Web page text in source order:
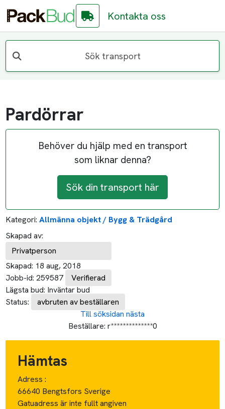
Kontakta oss
Sök transport
Pardörrar
Behöver du hjälp med en transport
som liknar denna?
Sök din transport här
Kategori: Allmänna objekt / Bygg & Trädgård
Skapad av:
Privatperson
Skapad: 18 aug, 2018
Jobb-id: 259587
Verifierad
Lägsta bud: Inväntar bud
Status:
avbruten av beställaren
Till söksidan nästa
Beställare: r**************0
Hämtas
Adress :
66640 Bengtsfors Sverige
Gatuadress är inte fullt angiven